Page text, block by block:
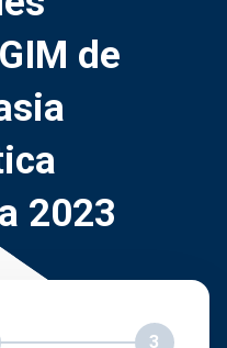
de
2023
3